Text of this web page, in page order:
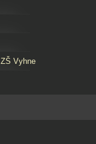
Vyhne